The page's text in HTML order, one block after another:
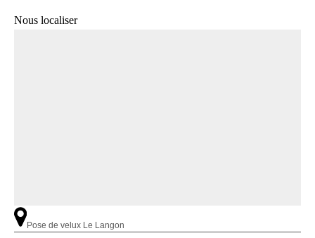
Nous localiser
Pose de velux Le Langon